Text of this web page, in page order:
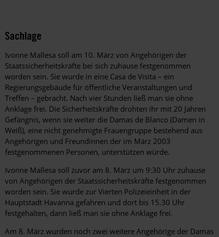
Sachlage
Ivonne Mallesa soll am 10. März von Angehörigen der
Staatssicherheitskräfte bei sich zuhause festgenommen
worden sein. Sie wurde in eine Casa de Visita – ein
Regierungsgebäude für öffentliche Veranstaltungen und
Treffen – gebracht. Nach vier Stunden ließ man sie ohne
Anklage frei. Die Sicherheitskräfte drohten ihr mit 20 Jahren
Gefängnis, wenn sie weiter die Damas de Blanco (Damen in
Weiß), eine nicht genehmigte Frauengruppe bestehend aus
Angehörigen und Freundinnen der im März 2003
festgenommenen Personen, unterstützen würde.
Ivonne Mallesa soll zuvor am 8. März um 9:30 Uhr zuhause
von Angehörigen der Staatssicherheitskräfte festgenommen
worden sein. Sie wurde zur Vierten Polizeieinheit in der
Hauptstadt Havanna gefahren und dort bis 15.30 Uhr
festgehalten, dann ließ man sie ohne Anklage frei.
Am 8. März wurden noch zwei weitere Angehörige der Damas